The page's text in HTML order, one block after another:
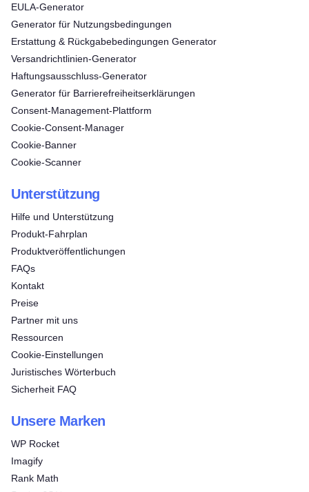
EULA-Generator
Generator für Nutzungsbedingungen
Erstattung & Rückgabebedingungen Generator
Versandrichtlinien-Generator
Haftungsausschluss-Generator
Generator für Barrierefreiheitserklärungen
Consent‑Management‑Plattform
Cookie-Consent-Manager
Cookie-Banner
Cookie-Scanner
Unterstützung
Hilfe und Unterstützung
Produkt-Fahrplan
Produktveröffentlichungen
FAQs
Kontakt
Preise
Partner mit uns
Ressourcen
Cookie-Einstellungen
Juristisches Wörterbuch
Sicherheit FAQ
Unsere Marken
WP Rocket
Imagify
Rank Math